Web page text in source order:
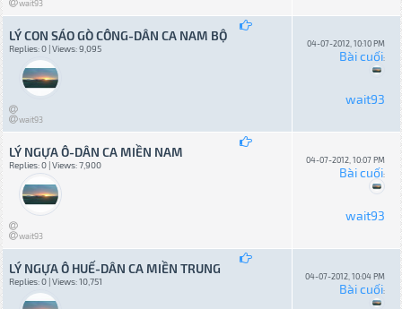
wait93
LÝ CON SÁO GÒ CÔNG-DÂN CA NAM BỘ
Replies: 0 | Views: 9,095
wait93
04-07-2012, 10:10 PM
Bài cuối:
wait93
LÝ NGỰA Ô-DÂN CA MIỀN NAM
Replies: 0 | Views: 7,900
wait93
04-07-2012, 10:07 PM
Bài cuối:
wait93
LÝ NGỰA Ô HUẾ-DÂN CA MIỀN TRUNG
Replies: 0 | Views: 10,751 04-07-2012, 10:04 PM
Bài cuối: